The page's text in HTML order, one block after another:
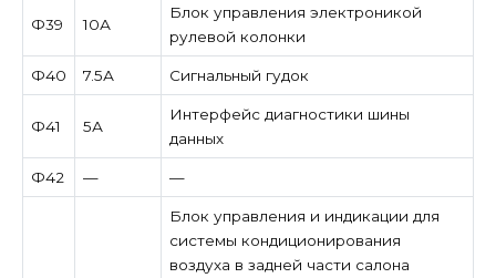
Ф39 10А
Блок управления электроникой
рулевой колонки
Ф40 7.5А Сигнальный гудок
Ф41 5А
Интерфейс диагностики шины
данных
Ф42 — —
Блок управления и индикации для
системы кондиционирования
воздуха в задней части салона